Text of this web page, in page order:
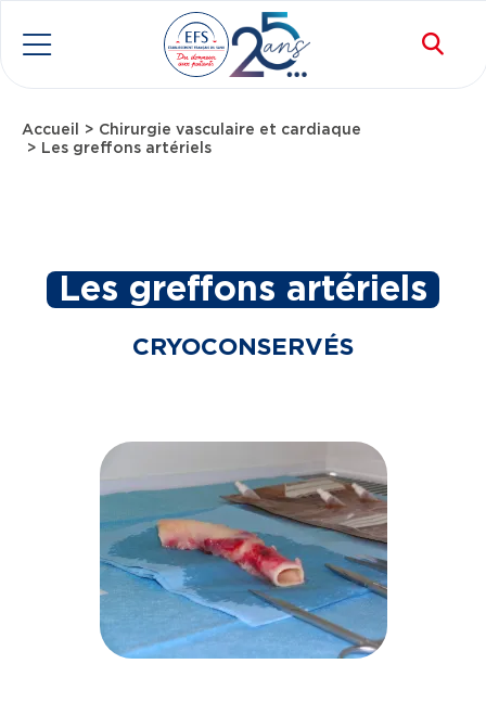
Aller au contenu principal
Fil d'Ariane
Accueil
Chirurgie vasculaire et cardiaque
Les greffons artériels
Les greffons artériels
CRYOCONSERVÉS